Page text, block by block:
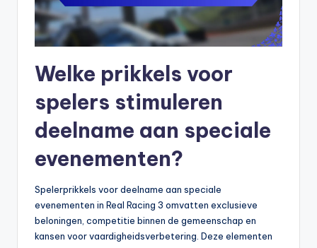
Welke prikkels voor
spelers stimuleren
deelname aan speciale
evenementen?
Spelerprikkels voor deelname aan speciale
evenementen in Real Racing 3 omvatten exclusieve
beloningen, competitie binnen de gemeenschap en
kansen voor vaardigheidsverbetering. Deze elementen